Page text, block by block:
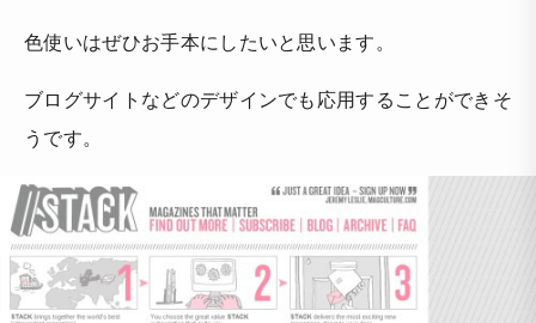
色使いはぜひお手本にしたいと思います。
ブログサイトなどのデザインでも応用することができそ
うです。